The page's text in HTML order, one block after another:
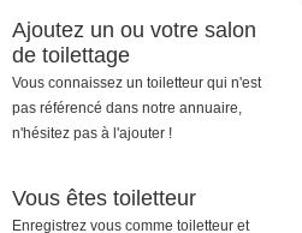
Ajoutez un ou votre salon
de toilettage
Vous connaissez un toiletteur qui n'est
pas référencé dans notre annuaire,
n'hésitez pas à l'ajouter !
Vous êtes toiletteur
Enregistrez vous comme toiletteur et